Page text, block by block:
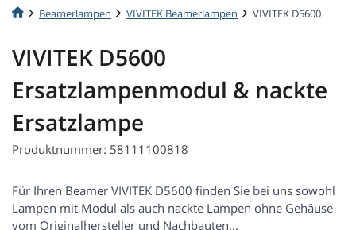
Beamerlampen VIVITEK Beamerlampen VIVITEK D5600
VIVITEK D5600
Ersatzlampenmodul & nackte
Ersatzlampe
Produktnummer: 58111100818
Für Ihren Beamer VIVITEK D5600 finden Sie bei uns sowohl
Lampen mit Modul als auch nackte Lampen ohne Gehäuse
vom Originalhersteller und Nachbauten...